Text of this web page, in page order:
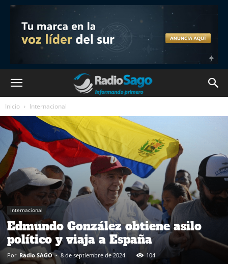
Inicio Internacional
Internacional
Edmundo González obtiene asilo
político y viaja a España
Por Radio SAGO - 8 de septiembre de 2024 104